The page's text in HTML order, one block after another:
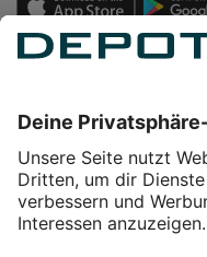
Service
Über DEPOT